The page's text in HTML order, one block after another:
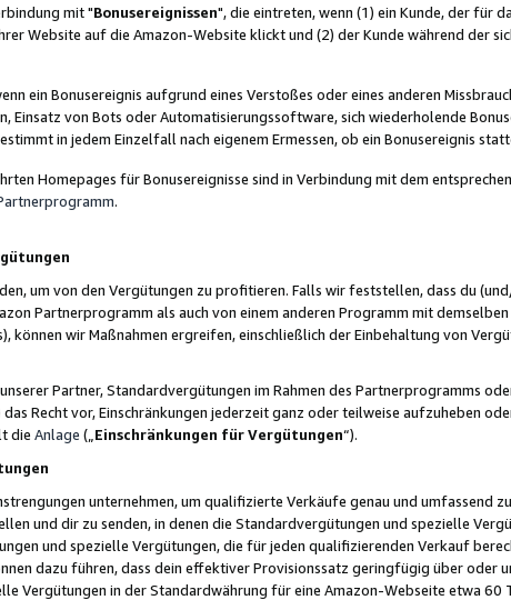
mit "Bonusereignissen", die eintreten, wenn (1) ein Kunde, der für
Website auf die Amazon-Website klickt und (2) der Kunde während der
ein Bonusereignis aufgrund eines Verstoßes oder eines anderen
Einsatz von Bots oder Automatisierungssoftware, sich wiederholende
in jedem Einzelfall nach eigenem Ermessen, ob ein Bonusereignis
Homepages für Bonusereignisse sind in Verbindung mit dem
.
um von den Vergütungen zu profitieren. Falls wir feststellen, dass du
Partnerprogramm als auch von einem anderen Programm mit
können wir Maßnahmen ergreifen, einschließlich der Einbehaltung von
Partner, Standardvergütungen im Rahmen des Partnerprogramms
Recht vor, Einschränkungen jederzeit ganz oder teilweise aufzuheben
die Anlage („ Einschränkungen für Vergütungen“).
unternehmen, um qualifizierte Verkäufe genau und umfassend
und dir zu senden, in denen die Standardvergütungen und spezielle
und spezielle Vergütungen, die für jeden qualifizierenden Verkauf
dazu führen, dass dein effektiver Provisionssatz geringfügig über oder
Vergütungen in der Standardwährung für eine Amazon-Webseite etwa 60